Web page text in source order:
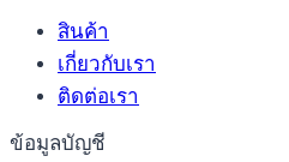
สินค้า
เกี่ยวกับเรา
ติดต่อเรา
ข้อมูลบัญชี